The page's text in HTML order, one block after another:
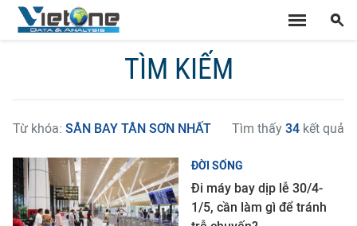
TÌM KIẾM
Từ khóa: SÂN BAY TÂN SƠN NHẤT Tìm thấy 34 kết quả
ĐỜI SỐNG
Đi máy bay dịp lễ 30/4-
1/5, cần làm gì để tránh